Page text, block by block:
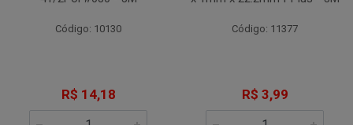
Código: 10130
R$ 14,18
Código: 11377
R$ 3,99